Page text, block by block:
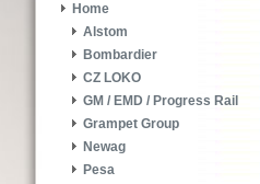
Home
Alstom
Bombardier
CZ LOKO
GM / EMD / Progress Rail
Grampet Group
Newag
Pesa